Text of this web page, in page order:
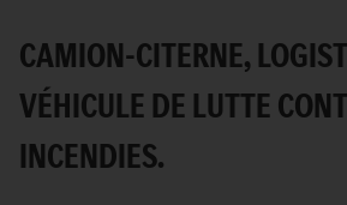
CAMION-CITERNE,
VÉHICULE DE LUTTE
INCENDIES.